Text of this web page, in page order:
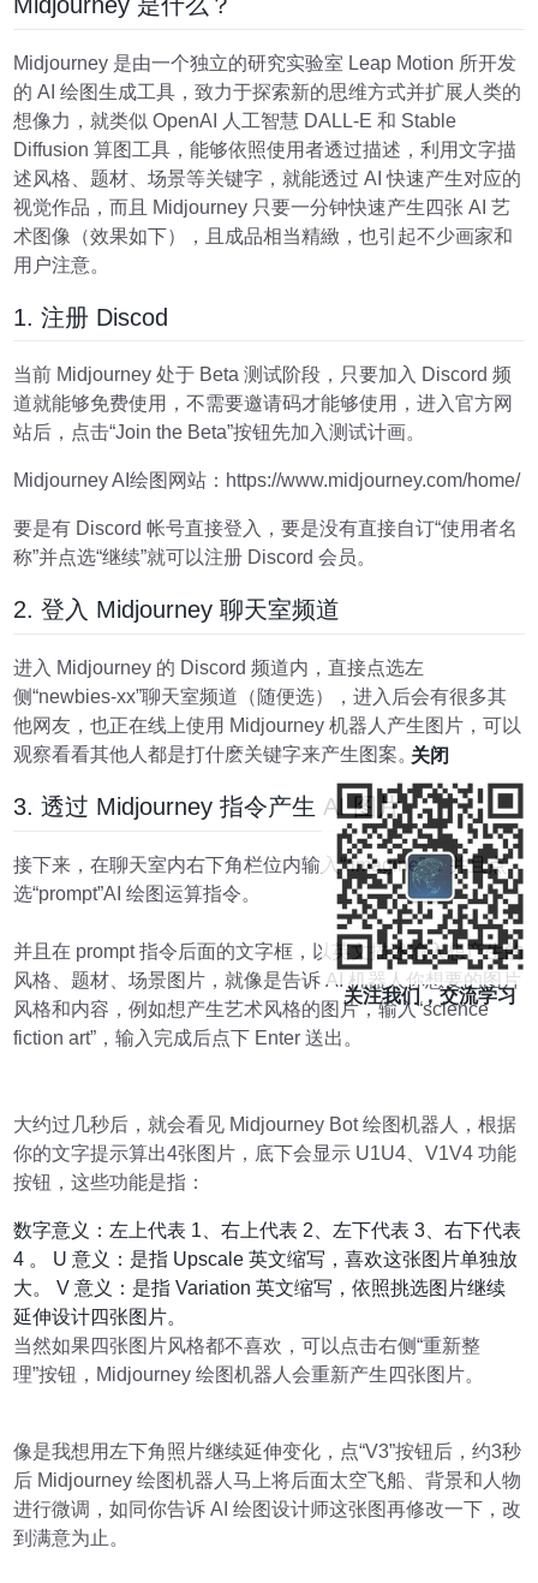
Midjourney 是由一个独立的研究实验室 Leap Motion 所开发
的 AI 绘图生成工具，致力于探索新的思维方式并扩展人类的
想像力，就类似 OpenAI 人工智慧 DALL-E 和 Stable
Diffusion 算图工具，能够依照使用者透过描述，利用文字描
述风格、题材、场景等关键字，就能透过 AI 快速产生对应的
视觉作品，而且 Midjourney 只要一分钟快速产生四张 AI 艺
术图像（效果如下），且成品相当精緻，也引起不少画家和
用户注意。
1. 注册 Discod
当前 Midjourney 处于 Beta 测试阶段，只要加入 Discord 频
道就能够免费使用，不需要邀请码才能够使用，进入官方网
站后，点击“Join the Beta”按钮先加入测试计画。
Midjourney AI绘图网站：https://www.midjourney.com/home/
要是有 Discord 帐号直接登入，要是没有直接自订“使用者名
称”并点选“继续”就可以注册 Discord 会员。
2. 登入 Midjourney 聊天室频道
进入 Midjourney 的 Discord 频道内，直接点选左
侧“newbies-xx”聊天室频道（随便选），进入后会有很多其
他网友，也正在线上使用 Midjourney 机器人产生图片，可以
观察看看其他人都是打什麽关键字来产生图案。
3. 透过 Midjourney 指令产生 AI 图片
接下来，在聊天室内右下角栏位内输入“/imagine” ，并且点
选“prompt”AI 绘图运算指令。
并且在 prompt 指令后面的文字框，以英文描述输入想产生的
风格、题材、场景图片，就像是告诉 AI 机器人你想要的图片
风格和内容，例如想产生艺术风格的图片，输入“science
fiction art”，输入完成后点下 Enter 送出。
大约过几秒后，就会看见 Midjourney Bot 绘图机器人，根据
你的文字提示算出4张图片，底下会显示 U1U4、V1V4 功能
按钮，这些功能是指：
数字意义：左上代表 1、右上代表 2、左下代表 3、右下代表
4 。 U 意义：是指 Upscale 英文缩写，喜欢这张图片单独放
大。 V 意义：是指 Variation 英文缩写，依照挑选图片继续
延伸设计四张图片。
当然如果四张图片风格都不喜欢，可以点击右侧“重新整
理”按钮，Midjourney 绘图机器人会重新产生四张图片。
像是我想用左下角照片继续延伸变化，点“V3”按钮后，约3秒
后 Midjourney 绘图机器人马上将后面太空飞船、背景和人物
进行微调，如同你告诉 AI 绘图设计师这张图再修改一下，改
到满意为止。
关闭
关注我们，交流学习